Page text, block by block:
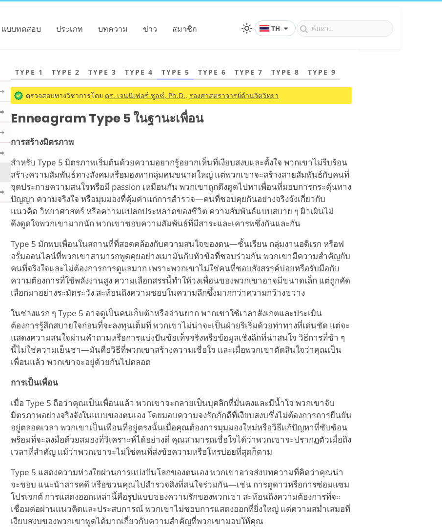
แบบทดสอบ ประเภท บทความ ข่าว สมาชิก TH
TYPE 1 TYPE 2 TYPE 3 TYPE 4 TYPE 5 TYPE 6 TYPE 7 TYPE 8 TYPE 9
ตรวจสอบทางวิชาการโดย ดร. เจนนิเฟอร์ ชูลซ์, Ph.D., รองศาสตราจารย์ด้านจิตวิทยา
Enneagram Type 5 ในฐานะเพื่อน
การสร้างมิตรภาพ
สำหรับ Type 5 มิตรภาพเริ่มต้นด้วยความอยากรู้อยากเห็นที่เงียบสงบและตั้งใจ พวกเขาไม่รีบร้อน
สร้างความสัมพันธ์ทางสังคมหรือมองหากลุ่มคนขนาดใหญ่ แต่พวกเขาจะสร้างสายสัมพันธ์กับคนที่
จุดประกายความสนใจหรือมี passion เหมือนกัน พวกเขาถูกดึงดูดไปหาเพื่อนที่มอบการกระตุ้นทาง
ปัญญา ความจริงใจ หรือมุมมองที่คุ้มค่าแก่การสำรวจ—คนที่ชอบคุยกันอย่างจริงจังเกี่ยวกับ
แนวคิด วิทยาศาสตร์ หรือความแปลกประหลาดของชีวิต ความสัมพันธ์แบบสบาย ๆ ผิวเผินไม่
ดึงดูดใจพวกเขามากนัก พวกเขาชอบความสัมพันธ์ที่มีสาระและเคารพซึ่งกันและกัน
Type 5 มักพบเพื่อนในสถานที่ที่สอดคล้องกับความสนใจของตน—ชั้นเรียน กลุ่มงานอดิเรก หรือฟ
อรั่มออนไลน์ที่พวกเขาสามารถพูดคุยอย่างเมามันกับหัวข้อที่ชอบร่วมกัน พวกเขามีความสำคัญกับ
คนที่จริงใจและไม่ต้องการการดูแลมาก เพราะพวกเขาไม่ใช่คนที่ชอบสังสรรค์บ่อยหรือรับมือกับ
ความต้องการที่ใช้พลังงานสูง ความเลือกสรรนี้ทำให้วงเพื่อนของพวกเขาอาจมีขนาดเล็ก แต่ถูกคัด
เลือกมาอย่างระมัดระวัง สะท้อนถึงความชอบในความลึกซึ้งมากกว่าความกว้างขวาง
ในช่วงแรก ๆ Type 5 อาจดูเป็นคนเก็บตัวหรืออ่านยาก พวกเขาใช้เวลาสังเกตและประเมิน
ต้องการรู้สึกสบายใจก่อนที่จะลงทุนเต็มที่ พวกเขาไม่น่าจะเป็นฝ่ายริเริ่มด้วยท่าทางที่เด่นชัด แต่จะ
แสดงความสนใจผ่านคำถามหรือการแบ่งปันข้อเท็จจริงหรือข้อมูลเชิงลึกที่น่าสนใจ วิธีการที่ช้า ๆ
นี้ไม่ใช่ความเย็นชา—มันคือวิธีที่พวกเขาสร้างความเชื่อใจ และเมื่อพวกเขาตัดสินใจว่าคุณเป็น
เพื่อนแล้ว พวกเขาจะอยู่ด้วยกันไปตลอด
การเป็นเพื่อน
เมื่อ Type 5 ถือว่าคุณเป็นเพื่อนแล้ว พวกเขาจะกลายเป็นบุคลิกที่มั่นคงและมีน้ำใจ พวกเขาจับ
มิตรภาพอย่างจริงจังในแบบของตนเอง โดยมอบความจงรักภักดีที่เงียบสงบซึ่งไม่ต้องการการยืนยัน
อยู่ตลอดเวลา พวกเขาเป็นเพื่อนที่อยู่ตรงนั้นเมื่อคุณต้องการมุมมองใหม่หรือวิธีแก้ปัญหาที่ซับซ้อน
พร้อมที่จะลงมือด้วยสมองที่วิเคราะห์ได้อย่างดี คุณสามารถเชื่อใจได้ว่าพวกเขาจะปรากฏตัวเมื่อถึง
เวลาที่สำคัญ แม้ว่าพวกเขาจะไม่ใช่คนที่ส่งข้อความหรือโทรบ่อยที่สุดก็ตาม
Type 5 แสดงความห่วงใยผ่านการแบ่งปันโลกของตนเอง พวกเขาอาจส่งบทความที่คิดว่าคุณน่า
จะชอบ แนะนำสารคดี หรือชวนคุณไปสำรวจสิ่งที่สนใจร่วมกัน—เช่น การดูดาวหรือการซ่อมแซม
โปรเจกต์ การแสดงออกเหล่านี้คือรูปแบบของความรักของพวกเขา สะท้อนถึงความต้องการที่จะ
เชื่อมต่อผ่านแนวคิดและประสบการณ์ พวกเขาไม่ชอบการแสดงออกที่ยิ่งใหญ่ แต่ความสม่ำเสมอที่
เงียบสงบของพวกเขาพูดได้มากเกี่ยวกับความสำคัญที่พวกเขามอบให้คุณ